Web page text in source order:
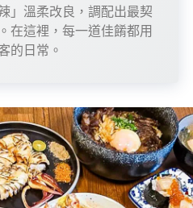
」溫柔改良，調配出最契
在這裡，每一道佳餚都用
的日常。